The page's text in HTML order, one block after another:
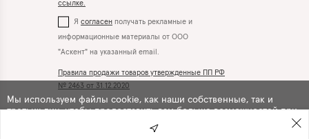
ссылке.
Я согласен получать рекламные и
информационные материалы от ООО
"Аскент" на указанный email.
Правила продажи товаров утвержденные ПП РФ
№ 2463 от 31.12.2020
Мы используем файлы cookie, как наши собственные, так и
третьих лиц, чтобы предоставить вам больше возможностей при
использовании сайта. Продолжая навигацию по сайту, вы
с их использованием .